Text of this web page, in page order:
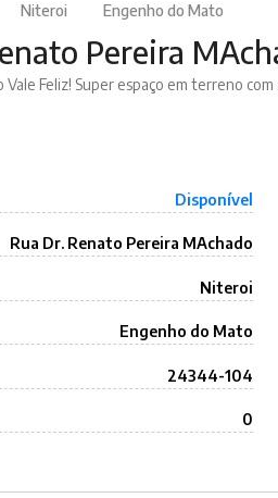
Niteroi Engenho do Mato
Pereira
Vale Feliz! Super espaço em terreno
Disponível
Rua Dr. Renato Pereira MAchado
Niteroi
Engenho do Mato
24344-104
0